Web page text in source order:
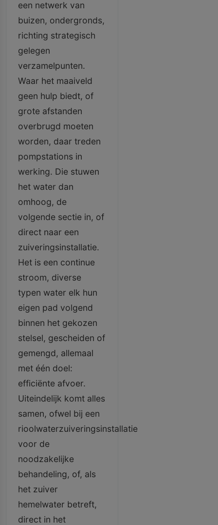
een netwerk van
buizen, ondergronds,
richting strategisch
gelegen
verzamelpunten.
Waar het maaiveld
geen hulp biedt, of
grote afstanden
overbrugd moeten
worden, daar treden
pompstations in
werking. Die stuwen
het water dan
omhoog, de
volgende sectie in, of
direct naar een
zuiveringsinstallatie.
Het is een continue
stroom, diverse
typen water elk hun
eigen pad volgend
binnen het gekozen
stelsel, gescheiden of
gemengd, allemaal
met één doel:
efficiënte afvoer.
Uiteindelijk komt alles
samen, ofwel bij een
rioolwaterzuiveringsinstallatie
voor de
noodzakelijke
behandeling, of, als
het zuiver
hemelwater betreft,
direct in het